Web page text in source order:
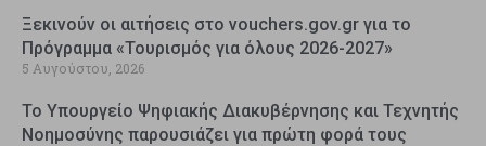
Ξεκινούν οι αιτήσεις στο vouchers.gov.gr για το
Πρόγραμμα «Τουρισμός για όλους 2026-2027»
5 Αυγούστου, 2026
Το Υπουργείο Ψηφιακής Διακυβέρνησης και Τεχνητής
Νοημοσύνης παρουσιάζει για πρώτη φορά τους